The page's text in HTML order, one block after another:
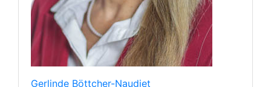
Gerlinde Böttcher-Naudiet